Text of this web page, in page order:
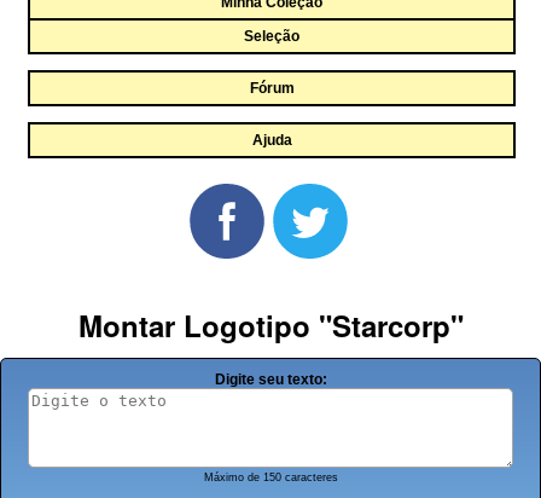
Seleção
Fórum
Ajuda
Montar Logotipo "Starcorp"
Digite seu texto:
Máximo de 150 caracteres